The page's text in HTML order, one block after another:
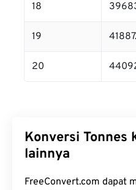
18
19
20
Konversi Tonnes
lainnya
FreeConvert.com dapat